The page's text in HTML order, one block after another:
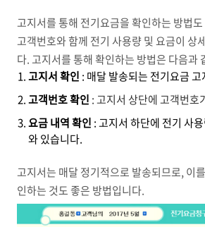
고지서를 통해 전기요금을 확인하는 방법
고객번호와 함께 전기 사용량 및 요금이 상
다. 고지서를 통해 확인하는 방법은 다음과
고지서 확인 : 매달 발송되는 전기요금
고객번호 확인 : 고지서 상단에 고객번호
요금 내역 확인 : 고지서 하단에 전기 사
와 있습니다.
고지서는 매달 정기적으로 발송되므로, 이
인하는 것도 좋은 방법입니다.